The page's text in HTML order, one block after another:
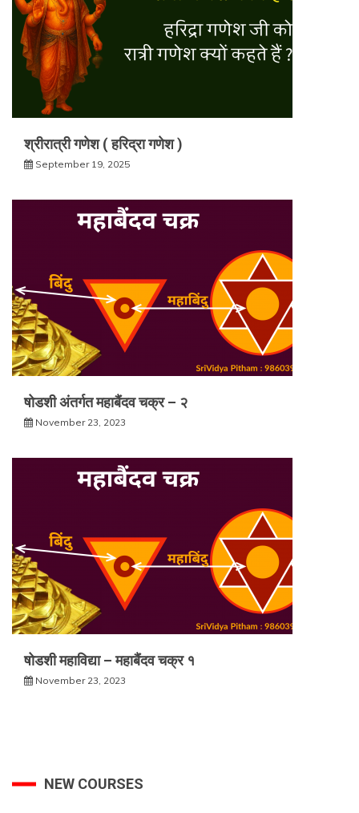
श्रीरात्री गणेश ( हरिद्रा गणेश )
September 19, 2025
षोडशी अंतर्गत महाबैंदव चक्र – २
November 23, 2023
षोडशी महाविद्या – महाबैंदव चक्र १
November 23, 2023
NEW COURSES